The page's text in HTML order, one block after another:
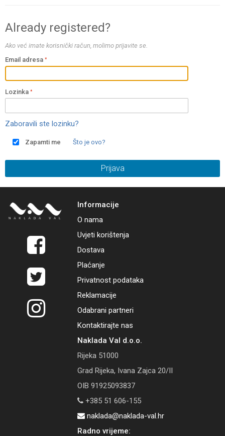
Already registered?
Ako već imate korisnički račun, molimo prijavite se.
Email adresa
Lozinka
Zaboravili ste lozinku?
Zapamti me Što je ovo?
Prijava
Informacije
O nama
Uvjeti korištenja
Dostava
Plaćanje
Privatnost podataka
Reklamacije
Odabrani partneri
Kontaktirajte nas
Naklada Val d.o.o.
Rijeka 51000
Grad Rijeka, Ivana Zajca 20/II
OIB 91925093837
+385 51 606-155
naklada@naklada-val.hr
Radno vrijeme: